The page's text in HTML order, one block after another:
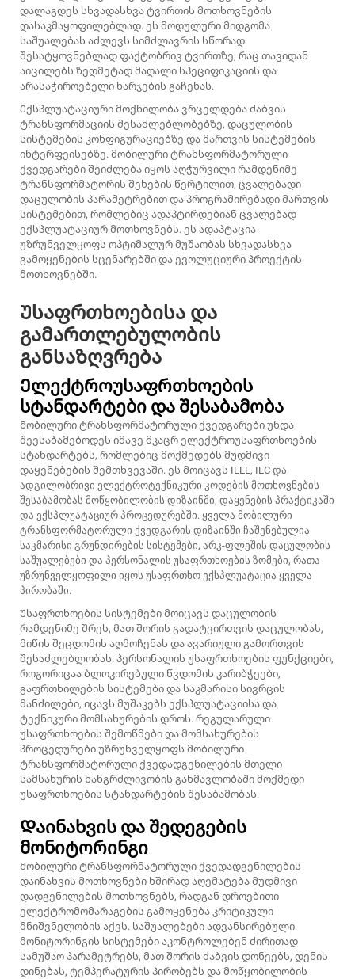
დალაგდეს სხვადასხვა ტვირთის მოთხოვნების
დასაკმაყოფილებლად. ეს მოდულური მიდგომა
საშუალებას აძლევს სიმძლავრის სწორად
შესატყოვნებლად ფაქტობრივ ტვირთზე, რაც თავიდან
აიცილებს ზედმეტად მაღალი სპეციფიკაციის და
არასაჭიროებელი ხარჯების გაჩენას.
Ექსპლუატაციური მოქნილობა ვრცელდება ძაბვის
ტრანსფორმაციის შესაძლებლობებზე, დაცულობის
სისტემების კონფიგურაციებზე და მართვის სისტემების
ინტერფეისებზე. მობილური ტრანსფორმატორული
ქვედგარები შეიძლება იყოს აღჭურვილი რამდენიმე
ტრანსფორმატორის შეხების წერტილით, ცვალებადი
დაცულობის პარამეტრებით და პროგრამირებადი მართვის
სისტემებით, რომლებიც ადაპტირდებიან ცვალებად
ექსპლუატაციურ მოთხოვნებს. ეს ადაპტაცია
უზრუნველყოფს ოპტიმალურ მუშაობას სხვადასხვა
გამოყენების სცენარებში და ევოლუციური პროექტის
მოთხოვნებში.
Უსაფრთხოებისა და
გამართლებულობის
განსაზღვრება
Ელექტროუსაფრთხოების
სტანდარტები და შესაბამობა
Მობილური ტრანსფორმატორული ქვედგარები უნდა
შეესაბამებოდეს იმავე მკაცრ ელექტროუსაფრთხოების
სტანდარტებს, რომლებიც მოქმედებს მუდმივი
დაყენებების შემთხვევაში. ეს მოიცავს IEEE, IEC და
ადგილობრივი ელექტროტექნიკური კოდების მოთხოვნების
შესაბამობას მოწყობილობის დიზაინში, დაყენების პრაქტიკაში
და ექსპლუატაციურ პროცედურებში. ყველა მობილური
ტრანსფორმატორული ქვედგარის დიზაინში ჩაშენებულია
საკმარისი გრუნდირების სისტემები, არკ-ფლეშის დაცულობის
საშუალებები და პერსონალის უსაფრთხოების ზომები, რათა
უზრუნველყოფილი იყოს უსაფრთხო ექსპლუატაცია ყველა
პირობაში.
Უსაფრთხოების სისტემები მოიცავს დაცულობის
რამდენიმე შრეს, მათ შორის გადატვირთვის დაცულობას,
მიწის შეცდომის აღმოჩენას და ავარიული გამორთვის
შესაძლებლობას. პერსონალის უსაფრთხოების ფუნქციები,
როგორიცაა ბლოკირებული წვდომის კარიბჭეები,
გაფრთხილების სისტემები და საკმარისი სივრცის
მანძილები, იცავს მუშაკებს ექსპლუატაციისა და
ტექნიკური მომსახურების დროს. რეგულარული
უსაფრთხოების შემოწმები და მომსახურების
პროცედურები უზრუნველყოფს მობილური
ტრანსფორმატორული ქვედადგენილების მთელი
სამსახურის ხანგრძლივობის განმავლობაში მოქმედი
უსაფრთხოების სტანდარტების შესაბამობას.
Დაინახვის და შედეგების
მონიტორინგი
Მობილური ტრანსფორმატორული ქვედადგენილების
დაინახვის მოთხოვნები ხშირად აღემატება მუდმივი
დადგენილების მოთხოვნებს, რადგან დროებითი
ელექტრომომარაგების გამოყენება კრიტიკული
მნიშვნელობის აქვს. საშუალებები ადვანსირებული
მონიტორინგის სისტემები აკონტროლებენ ძირითად
სამუშაო პარამეტრებს, მათ შორის ძაბვის დონეებს, დენის
დინებას, ტემპერატურის პირობებს და მოწყობილობის